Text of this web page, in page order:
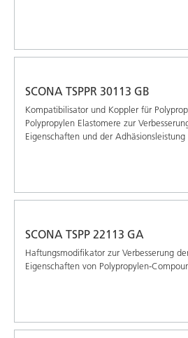
SCONA TSPPR 30113 GB
Kompatibilisator und Koppler für
Polypropylen Elastomere zur
Eigenschaften und der Adhäsionsleistung
SCONA TSPP 22113 GA
Haftungsmodifikator zur Verbesserung
Eigenschaften von Polypropylen-